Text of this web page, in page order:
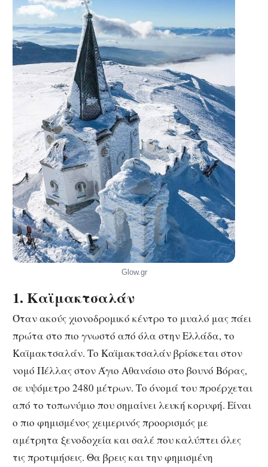
Glow.gr
1. Καϊμακτσαλάν
Όταν ακούς χιονοδρομικό κέντρο το μυαλό μας πάει
πρώτα στο πιο γνωστό από όλα στην Ελλάδα, το
Καϊμακτσαλάν. Το Καϊμακτσαλάν βρίσκεται στον
νομό Πέλλας στον Άγιο Αθανάσιο στο βουνό Βόρας,
σε υψόμετρο 2480 μέτρων. Το όνομά του προέρχεται
από το τοπωνύμιο που σημαίνει λευκή κορυφή. Είναι
ο πιο φημισμένος χειμερινός προορισμός με
αμέτρητα ξενοδοχεία και σαλέ που καλύπτει όλες
τις προτιμήσεις. Θα βρεις και την φημισμένη